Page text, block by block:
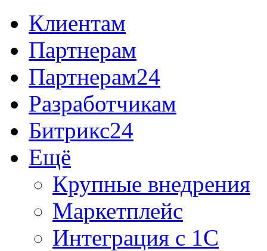
Клиентам
Партнерам
Партнерам24
Разработчикам
Битрикс24
Ещё
Крупные внедрения
Маркетплейс
Интеграция с 1С